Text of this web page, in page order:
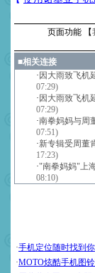
页面功能 【
■相关连接
· 因大雨致飞机
07:29)
· 因大雨致飞机
07:29)
·南拳妈妈与周
07:51)
·新专辑受周董
17:23)
·"南拳妈妈"上
08:10)